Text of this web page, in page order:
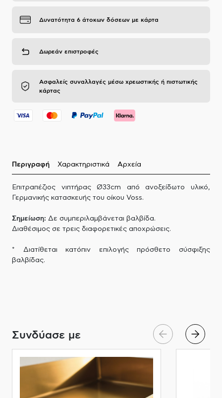
Δυνατότητα 6 άτοκων δόσεων με κάρτα
Δωρεάν επιστροφές
Ασφαλείς συναλλαγές μέσω χρεωστικής ή πιστωτικής
κάρτας
Περιγραφή Χαρακτηριστικά Αρχεία
Επιτραπέζιος νιπτήρας Ø33cm από ανοξείδωτο υλικό,
Γερμανικής κατασκευής του οίκου Voss.
Σημείωση: Δε συμπεριλαμβάνεται βαλβίδα.
Διαθέσιμος σε τρεις διαφορετικές αποχρώσεις.
* Διατίθεται κατόπιν επιλογής πρόσθετο σύσφιξης
βαλβίδας.
Συνδύασε με